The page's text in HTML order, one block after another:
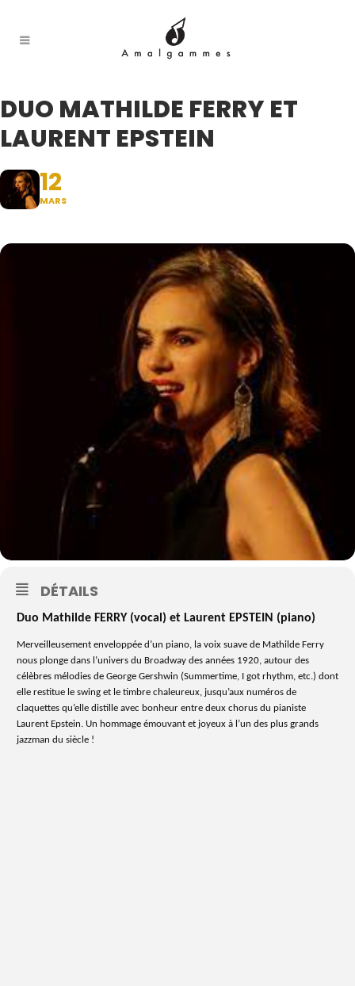
DUO MATHILDE FERRY ET
LAURENT EPSTEIN
12
MARS
DÉTAILS
Duo Mathilde FERRY (vocal) et Laurent EPSTEIN (piano)
Merveilleusement enveloppée d’un piano, la voix suave de Mathilde Ferry
nous plonge dans l’univers du Broadway des années 1920, autour des
célèbres mélodies de George Gershwin (Summertime, I got rhythm, etc.) dont
elle restitue le swing et le timbre chaleureux, jusqu’aux numéros de
claquettes qu’elle distille avec bonheur entre deux chorus du pianiste
Laurent Epstein. Un hommage émouvant et joyeux à l’un des plus grands
jazzman du siècle !